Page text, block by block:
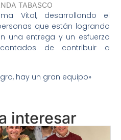
TABASCO
Vital, desarrollando el
que están logrando
una entrega y un esfuerzo
de contribuir a
hay un gran equipo»
interesar